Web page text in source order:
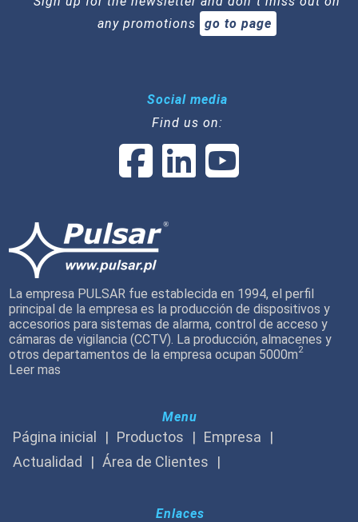
any promotions
go to page
Social media
Find us on:
La empresa PULSAR fue establecida en 1994, el perfil
principal de la empresa es la producción de dispositivos y
accesorios para sistemas de alarma, control de acceso y
cámaras de vigilancia (CCTV). La producción, almacenes y
otros departamentos de la empresa ocupan 5000m2
Leer mas
Menu
Página inicial Productos
Empresa
Actualidad
Área de Clientes
Enlaces